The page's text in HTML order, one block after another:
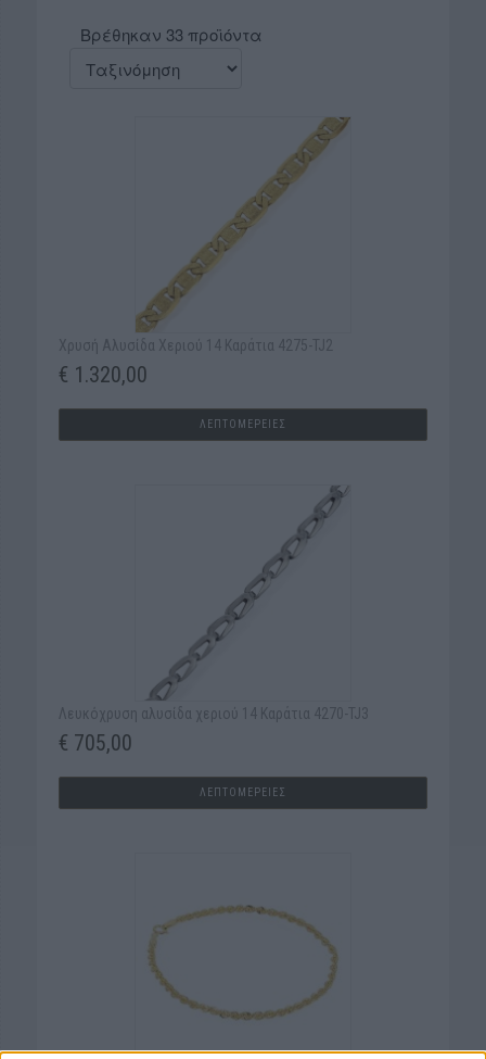
Βρέθηκαν 33 προϊόντα
Χρυσή Αλυσίδα Χεριού 14 Καράτια 4275-TJ2
€ 1.320,00
ΛΕΠΤΟΜΕΡΕΙΕΣ
Λευκόχρυση αλυσίδα χεριού 14 Καράτια 4270-TJ3
€ 705,00
ΛΕΠΤΟΜΕΡΕΙΕΣ